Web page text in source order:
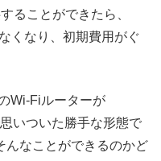
ることができたら、
くなり、初期費用がぐ
Wi-Fiルーターが
いついた勝手な形態で
んなことができるのかど